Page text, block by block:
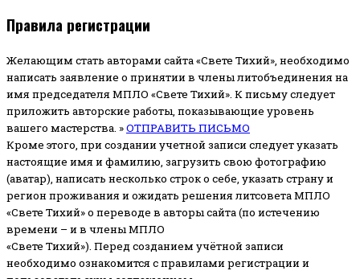
Правила регистрации
Желающим стать авторами сайта «Свете Тихий», необходимо
написать заявление о принятии в члены литобъединения на
имя председателя МПЛО «Свете Тихий». К письму следует
приложить авторские работы, показывающие уровень
вашего мастерства. »ОТПРАВИТЬ ПИСЬМО
Кроме этого, при создании учетной записи следует указать
настоящие имя и фамилию, загрузить свою фотографию
(аватар), написать несколько строк о себе, указать страну и
регион проживания и ожидать решения литсовета МПЛО
«Свете Тихий» о переводе в авторы сайта (по истечению
времени – и в члены МПЛО
«Свете Тихий»). Перед созданием учётной записи
необходимо ознакомится с правилами регистрации и